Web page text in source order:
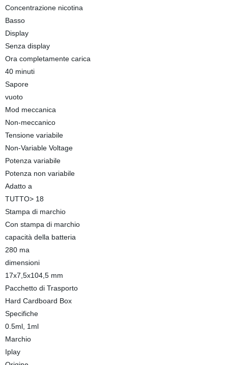
Concentrazione nicotina
Basso
Display
Senza display
Ora completamente carica
40 minuti
Sapore
vuoto
Mod meccanica
Non-meccanico
Tensione variabile
Non-Variable Voltage
Potenza variabile
Potenza non variabile
Adatto a
TUTTO> 18
Stampa di marchio
Con stampa di marchio
capacità della batteria
280 ma
dimensioni
17x7,5x104,5 mm
Pacchetto di Trasporto
Hard Cardboard Box
Specifiche
0.5ml, 1ml
Marchio
Iplay